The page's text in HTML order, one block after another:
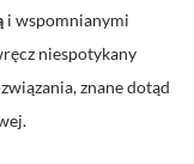
i wspomnianymi
niespotykany
znane dotąd